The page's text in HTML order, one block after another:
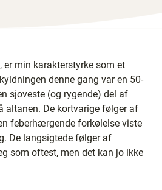
min karakterstyrke som et
denne gang var en 50-
sjoveste (og rygende) del af
altanen. De kortvarige følger af
feberhærgende forkølelse viste
De langsigtede følger af
som oftest, men det kan jo ikke